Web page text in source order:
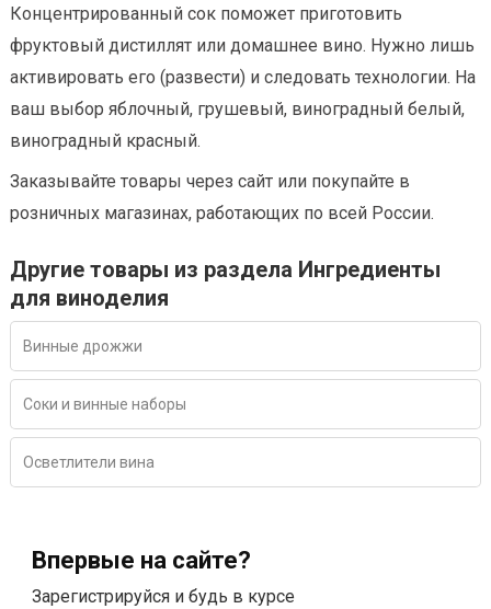
Концентрированный сок поможет приготовить
фруктовый дистиллят или домашнее вино. Нужно лишь
активировать его (развести) и следовать технологии. На
ваш выбор яблочный, грушевый, виноградный белый,
виноградный красный.
Заказывайте товары через сайт или покупайте в
розничных магазинах, работающих по всей России.
Другие товары из раздела Ингредиенты
для виноделия
Винные дрожжи
Соки и винные наборы
Осветлители вина
Впервые на сайте?
Зарегистрируйся и будь в курсе